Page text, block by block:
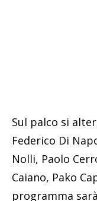
Sul palco si
Federico Di
Nolli, Paolo
Caiano, Pako
programma